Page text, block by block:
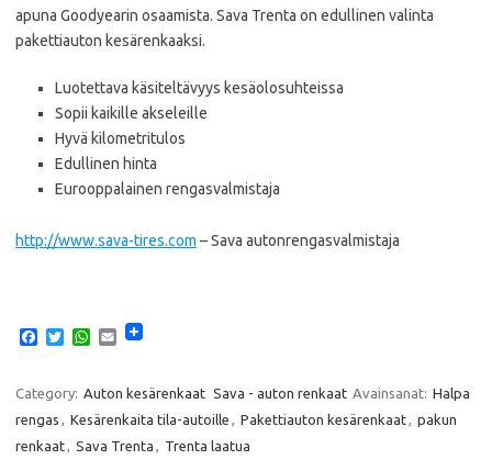
apuna Goodyearin osaamista. Sava Trenta on edullinen valinta
pakettiauton kesärenkaaksi.
Luotettava käsiteltävyys kesäolosuhteissa
Sopii kaikille akseleille
Hyvä kilometritulos
Edullinen hinta
Eurooppalainen rengasvalmistaja
http://www.sava-tires.com – Sava autonrengasvalmistaja
e
b
o
o
T
t
t
e
r
W
t
A
p
E
i
Category: Auton kesärenkaat Sava - auton renkaat Avainsanat: Halpa
rengas
Kesärenkaita tila-autoille Pakettiauton kesärenkaat
pakun
renkaat
Sava Trenta Trenta laatua